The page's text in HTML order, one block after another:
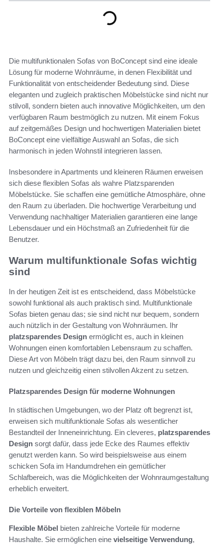
Die multifunktionalen Sofas von BoConcept sind eine ideale
Lösung für moderne Wohnräume, in denen Flexibilität und
Funktionalität von entscheidender Bedeutung sind. Diese
eleganten und zugleich praktischen Möbelstücke sind nicht nur
stilvoll, sondern bieten auch innovative Möglichkeiten, um den
verfügbaren Raum bestmöglich zu nutzen. Mit einem Fokus
auf zeitgemäßes Design und hochwertigen Materialien bietet
BoConcept eine vielfältige Auswahl an Sofas, die sich
harmonisch in jeden Wohnstil integrieren lassen.
Insbesondere in Apartments und kleineren Räumen erweisen
sich diese flexiblen Sofas als wahre Platzsparenden
Möbelstücke. Sie schaffen eine gemütliche Atmosphäre, ohne
den Raum zu überladen. Die hochwertige Verarbeitung und
Verwendung nachhaltiger Materialien garantieren eine lange
Lebensdauer und ein Höchstmaß an Zufriedenheit für die
Benutzer.
Warum multifunktionale Sofas wichtig
sind
In der heutigen Zeit ist es entscheidend, dass Möbelstücke
sowohl funktional als auch praktisch sind. Multifunktionale
Sofas bieten genau das; sie sind nicht nur bequem, sondern
auch nützlich in der Gestaltung von Wohnräumen. Ihr
platzsparendes Design ermöglicht es, auch in kleinen
Wohnungen einen komfortablen Lebensraum zu schaffen.
Diese Art von Möbeln trägt dazu bei, den Raum sinnvoll zu
nutzen und gleichzeitig einen stilvollen Akzent zu setzen.
Platzsparendes Design für moderne Wohnungen
In städtischen Umgebungen, wo der Platz oft begrenzt ist,
erweisen sich multifunktionale Sofas als wesentlicher
Bestandteil der Inneneinrichtung. Ein cleveres, platzsparendes
Design sorgt dafür, dass jede Ecke des Raumes effektiv
genutzt werden kann. So wird beispielsweise aus einem
schicken Sofa im Handumdrehen ein gemütlicher
Schlafbereich, was die Möglichkeiten der Wohnraumgestaltung
erheblich erweitert.
Die Vorteile von flexiblen Möbeln
Flexible Möbel bieten zahlreiche Vorteile für moderne
Haushalte. Sie ermöglichen eine vielseitige Verwendung,